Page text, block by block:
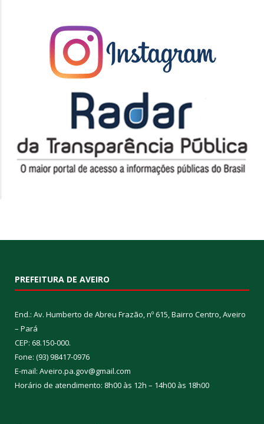
PREFEITURA DE AVEIRO
End.: Av. Humberto de Abreu Frazão, nº 615, Bairro Centro, Aveiro
– Pará
CEP: 68.150-000.
Fone: (93) 98417-0976
E-mail: Aveiro.pa.gov@gmail.com
Horário de atendimento: 8h00 às 12h – 14h00 às 18h00